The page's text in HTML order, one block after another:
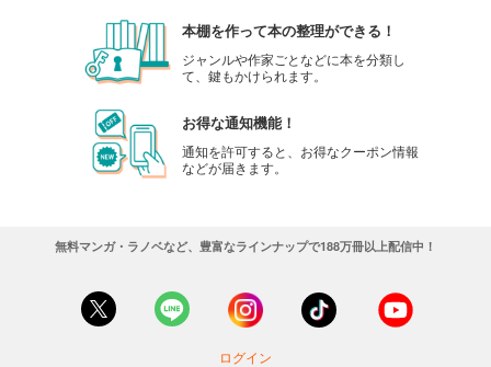
本棚を作って本の整理ができる！
ジャンルや作家ごとなどに本を分類し
て、鍵もかけられます。
お得な通知機能！
通知を許可すると、お得なクーポン情報
などが届きます。
無料マンガ・ラノベなど、豊富なラインナップで188万冊以上配信中！
ログイン